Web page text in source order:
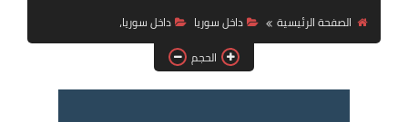
فرص عمل في العراق
فرص عمل في اليمن
الصفحة الرئيسية
داخل سوريا
داخل سوريا،
الحجم